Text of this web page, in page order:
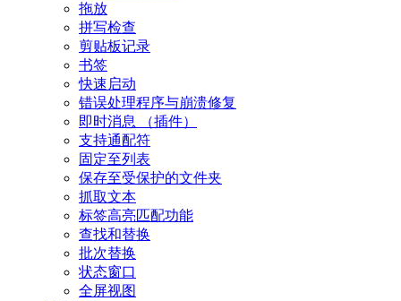
拖放
拼写检查
剪贴板记录
书签
快速启动
错误处理程序与崩溃修复
即时消息 （插件）
支持通配符
固定至列表
保存至受保护的文件夹
抓取文本
标签高亮匹配功能
查找和替换
批次替换
状态窗口
全屏视图